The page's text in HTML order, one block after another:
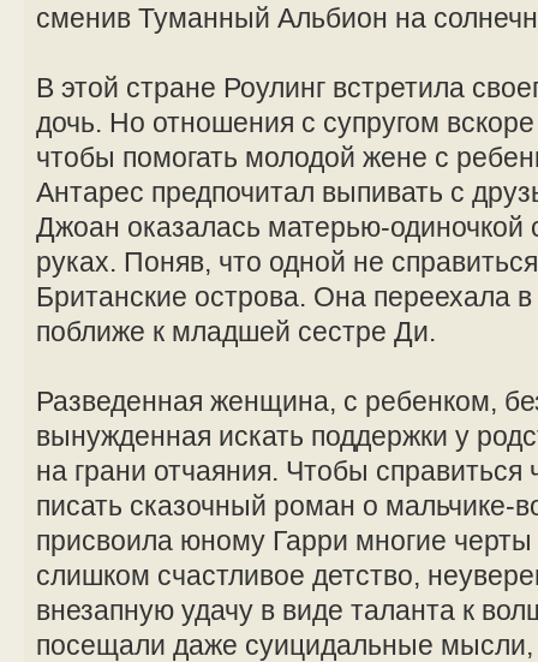
сменив Туманный Альбион на
В этой стране Роулинг встретила
дочь. Но отношения с супругом
чтобы помогать молодой жене с
Антарес предпочитал выпивать с
Джоан оказалась матерью-одиночкой
руках. Поняв, что одной не
Британские острова. Она переехала
поближе к младшей сестре Ди.
Разведенная женщина, с ребенком,
вынужденная искать поддержки у
на грани отчаяния. Чтобы
писать сказочный роман о мальчике-
присвоила юному Гарри многие
слишком счастливое детство,
внезапную удачу в виде таланта к
посещали даже суицидальные мысли,